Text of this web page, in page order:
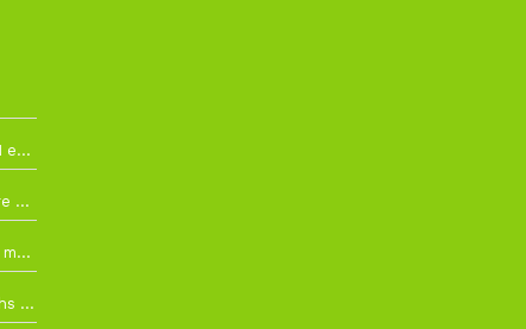
La Liga change de diffuseur : DAZN et Disney+ remplacent beIN Sports !
RC Lens – Villarreal : à quelle heure et sur quelle chaîne voir la finale de la Como Cup ?
Como Cup : comment regarder les matchs du RC Lens en direct ?
Ligue 1+ diffusera plus de 30 matchs amicaux avant la reprise de la Ligue 1